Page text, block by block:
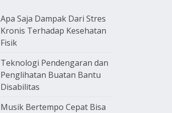
Apa Saja Dampak Dari Stres
Kronis Terhadap Kesehatan
Fisik
Teknologi Pendengaran dan
Penglihatan Buatan Bantu
Disabilitas
Musik Bertempo Cepat Bisa